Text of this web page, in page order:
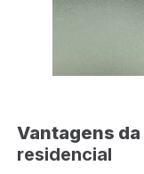
Vantagens da
residencial